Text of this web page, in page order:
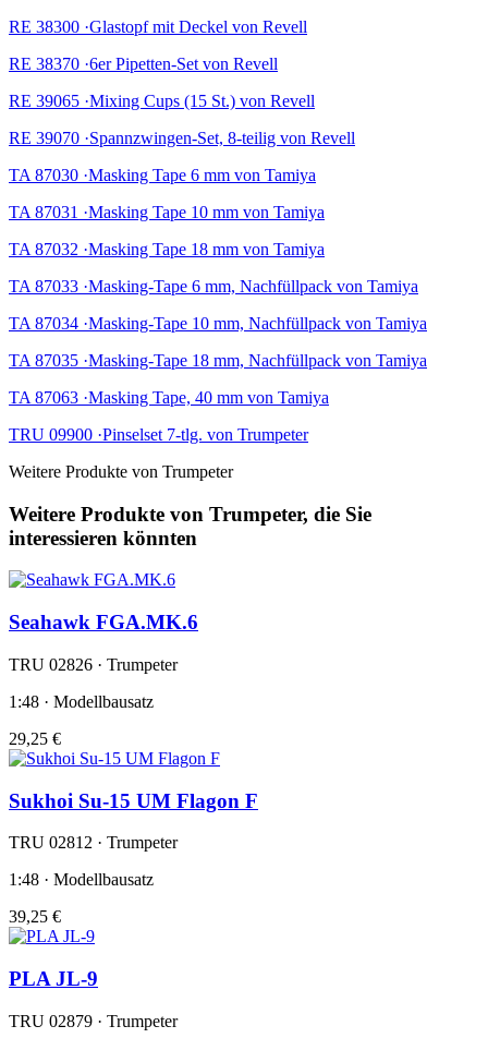
RE 38300 ·Glastopf mit Deckel von Revell
RE 38370 ·6er Pipetten-Set von Revell
RE 39065 ·Mixing Cups (15 St.) von Revell
RE 39070 ·Spannzwingen-Set, 8-teilig von Revell
TA 87030 ·Masking Tape 6 mm von Tamiya
TA 87031 ·Masking Tape 10 mm von Tamiya
TA 87032 ·Masking Tape 18 mm von Tamiya
TA 87033 ·Masking-Tape 6 mm, Nachfüllpack von Tamiya
TA 87034 ·Masking-Tape 10 mm, Nachfüllpack von Tamiya
TA 87035 ·Masking-Tape 18 mm, Nachfüllpack von Tamiya
TA 87063 ·Masking Tape, 40 mm von Tamiya
TRU 09900 ·Pinselset 7-tlg. von Trumpeter
Weitere Produkte von Trumpeter
Weitere Produkte von Trumpeter, die Sie
interessieren könnten
Seahawk FGA.MK.6
TRU 02826 · Trumpeter
1:48 · Modellbausatz
29,25 €
Sukhoi Su-15 UM Flagon F
TRU 02812 · Trumpeter
1:48 · Modellbausatz
39,25 €
PLA JL-9
TRU 02879 · Trumpeter